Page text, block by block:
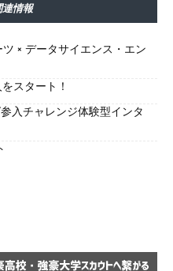
情報
× データサイエンス・エン
をスタート！
入チャレンジ体験型インタ